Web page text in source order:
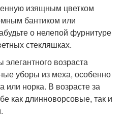
изящным цветком
бантиком или
о нелепой фурнитуре
стекляшках.
возраста
уборы из меха, особенно
или норка. В возрасте за
как длинноворсовые, так и